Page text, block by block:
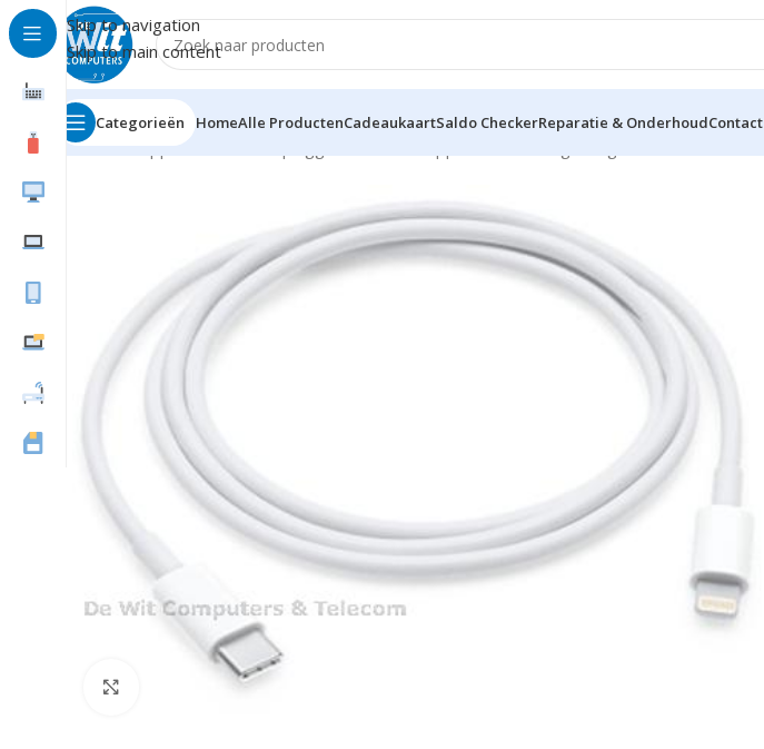
Skip to navigation
Skip to main content
Categorieën HomeAlle ProductenCadeaukaartSaldo CheckerReparatie & OnderhoudContact
Home Supplies
Click to enlarge